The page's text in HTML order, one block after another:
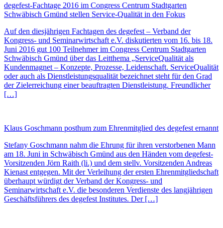
degefest-Fachtage 2016 im Congress Centrum Stadtgarten
Schwäbisch Gmünd stellen Service-Qualität in den Fokus
Auf den diesjährigen Fachtagen des degefest – Verband der
Kongress- und Seminarwirtschaft e.V. diskutierten vom 16. bis 18.
Juni 2016 gut 100 Teilnehmer im Congress Centrum Stadtgarten
Schwäbisch Gmünd über das Leitthema „ServiceQualität als
Kundenmagnet – Konzepte, Prozesse, Leidenschaft. ServiceQualität
oder auch als Dienstleistungsqualität bezeichnet steht für den Grad
der Zielerreichung einer beauftragten Dienstleistung. Freundlicher
[…]
Klaus Goschmann posthum zum Ehrenmitglied des degefest ernannt
Stefany Goschmann nahm die Ehrung für ihren verstorbenen Mann
am 18. Juni in Schwäbisch Gmünd aus den Händen vom degefest-
Vorsitzenden Jörn Raith (li.) und dem stellv. Vorsitzenden Andreas
Kienast entgegen. Mit der Verleihung der ersten Ehrenmitgliedschaft
überhaupt würdigt der Verband der Kongress- und
Seminarwirtschaft e.V. die besonderen Verdienste des langjährigen
Geschäftsführers des degefest Institutes. Der […]